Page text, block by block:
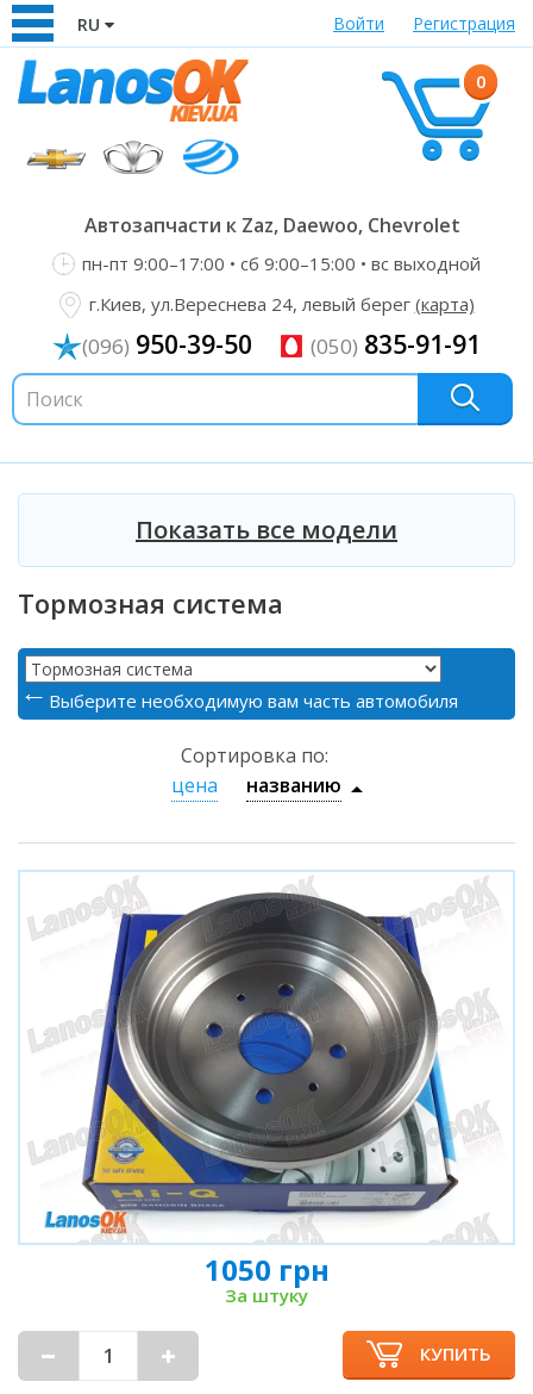
RU Войти Регистрация
0
Автозапчасти к Zaz, Daewoo, Chevrolet
пн-пт 9:00–17:00 • сб 9:00–15:00 • вс выходной
г.Киев, ул.Вереснева 24, левый берег (карта)
(096) 950-39-50 (050) 835-91-91
Показать все модели
Тормозная система
Выберите необходимую вам часть автомобиля
Сортировка по:
цена
названию
1050 грн
За штуку
КУПИТЬ